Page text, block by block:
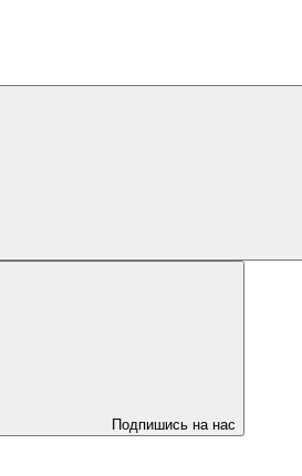
Подпишись на нас